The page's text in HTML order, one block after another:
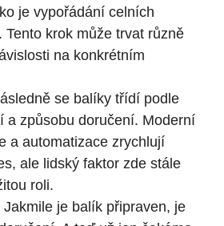
je vypořádání celních
Tento krok může trvat různě
na konkrétním
se balíky třídí podle
a způsobu doručení. Moderní
a automatizace zrychlují
ale lidský faktor zde stále
roli.
Jakmile je balík připraven, je